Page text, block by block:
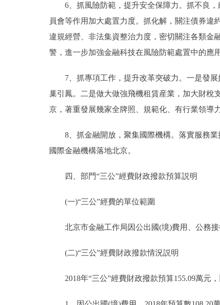
6、抓風險防範，提升安全保障力。抓不良，
員會等作用加大處置力度。抓化解，關注債券
違規經營、非法集資整治力度，密切關注各類金
警，進一步加強金融科技在風險防範處置中的應
7、抓專項工作，提升改革突破力。一是發展
巢引鳳。二是做大做強飛機租賃産業，加大財稅
京，著重發展幾家全牌照、規範化、有行業領導
8、抓金融開放，聚集國際機構。落實服務業
國際金融機構落地北京。
四、部門“三公”經費財政撥款預算説明
(一)“三公”經費的單位範圍
北京市金融工作局因公出國(境)費用、公務接
(二)“三公”經費財政撥款情況説明
2018年“三公”經費財政撥款預算155.09萬元，